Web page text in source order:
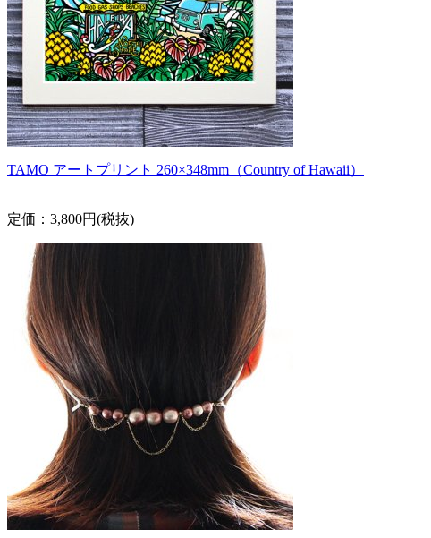
TAMO アートプリント 260×348mm（Country of Hawaii）
定価：3,800円(税抜)